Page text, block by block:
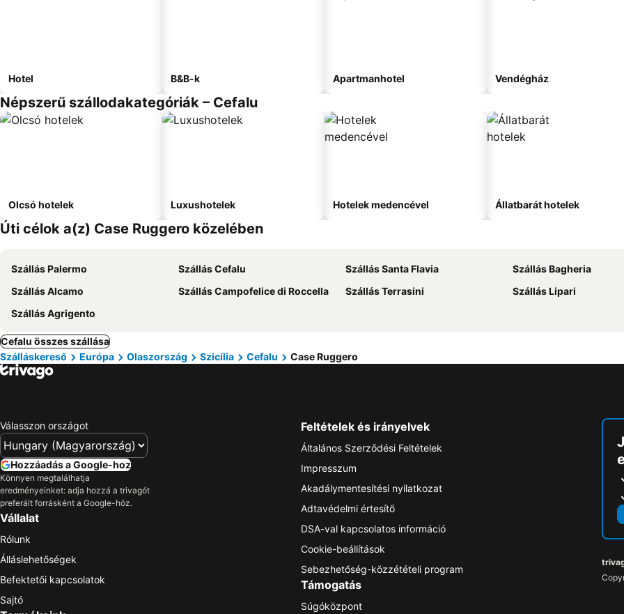
Hotel B&B-k Apartmanhotel Vendégház
Népszerű szállodakategóriák – Cefalu
Olcsó hotelek Luxushotelek Hotelek medencével Állatbarát hotelek
Úti célok a(z) Case Ruggero közelében
Szállás Palermo Szállás Cefalu Szállás Santa Flavia
Szállás Bagheria
Szállás Alcamo
Szállás Campofelice di Roccella Szállás Terrasini
Szállás Lipari
Szállás Agrigento
Cefalu összes szállása
Szálláskereső
Európa Olaszország Szicília Cefalu Case Ruggero
Válasszon országot
Hozzáadás a Google-hoz
Könnyen megtalálhatja
eredményeinket: adja hozzá a trivagót
preferált forrásként a Google-höz.
Vállalat
Rólunk
Álláslehetőségek
Befektetői kapcsolatok
Sajtó
Feltételek és irányelvek
Általános Szerződési Feltételek
Impresszum
Akadálymentesítési nyilatkozat
Adtavédelmi értesítő
DSA-val kapcsolatos információ
Cookie-beállítások
Sebezhetőség-közzétételi program
Támogatás
Súgóközpont